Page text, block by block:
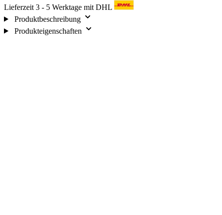
Lieferzeit 3 - 5 Werktage mit DHL
Produktbeschreibung
Produkteigenschaften